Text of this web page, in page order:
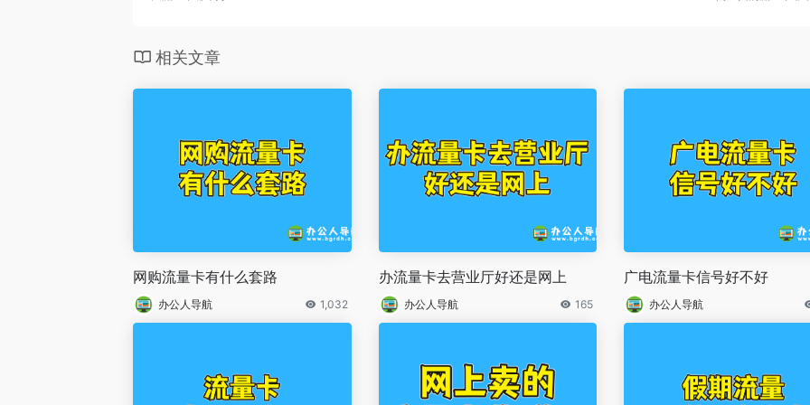
相关文章
网购流量卡有什么套路
办公人导航 1,032
办流量卡去营业厅好还是网上
办公人导航 165
广电流量卡信号好不好
办公人导航